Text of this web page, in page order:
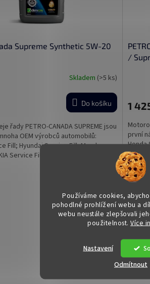
Používáme cookies,
pohodlné prohlížení webu a
webu neustále zlepšovali
použitelnost. Více
Nastavení
Odmítnout
Supreme Synthetic 5W-20
Skladem (>5 ks)
Do košíku
řady PETRO-CANADA SUPREME jsou
OEM výrobců automobilů:
Fill; Hyundai Service Fill; Mazda
Service Fill;...
/
1
první
Honda